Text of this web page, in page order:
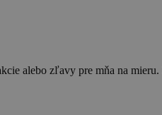
alebo zľavy pre mňa na